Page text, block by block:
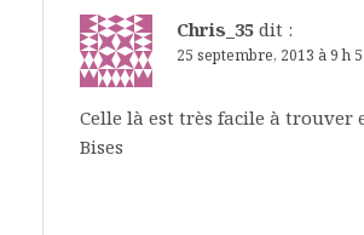
Chris_35 dit :
25 septembre, 2013 à 9 h
Celle là est très facile à trouver
Bises